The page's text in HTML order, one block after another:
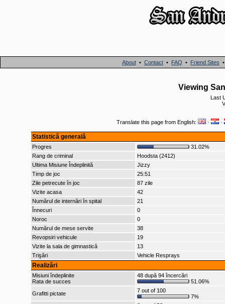
About • Contact • FAQ • Friend Sites
Viewing
Last
Translate this page from English: · ·
Statistică generală
Progres
31.02%
Rang de criminal
Hoodsta (2412)
Ultima Misiune Îndeplinită
Jizzy
Timp de joc
25:51
Zile petrecute în joc
87 zile
Vizite acasa
42
Numărul de internări în spital
21
Înnecuri
0
Noroc
0
Numărul de mese servite
38
Revopsiri vehicule
19
Vizite la sala de gimnastică
13
Trişări
Vehicle Resprays
Realizări
Misiuni îndeplinite
Rata de succes
48 după 94 încercări
51.06%
Grafitti pictate
7 out of 100
7%